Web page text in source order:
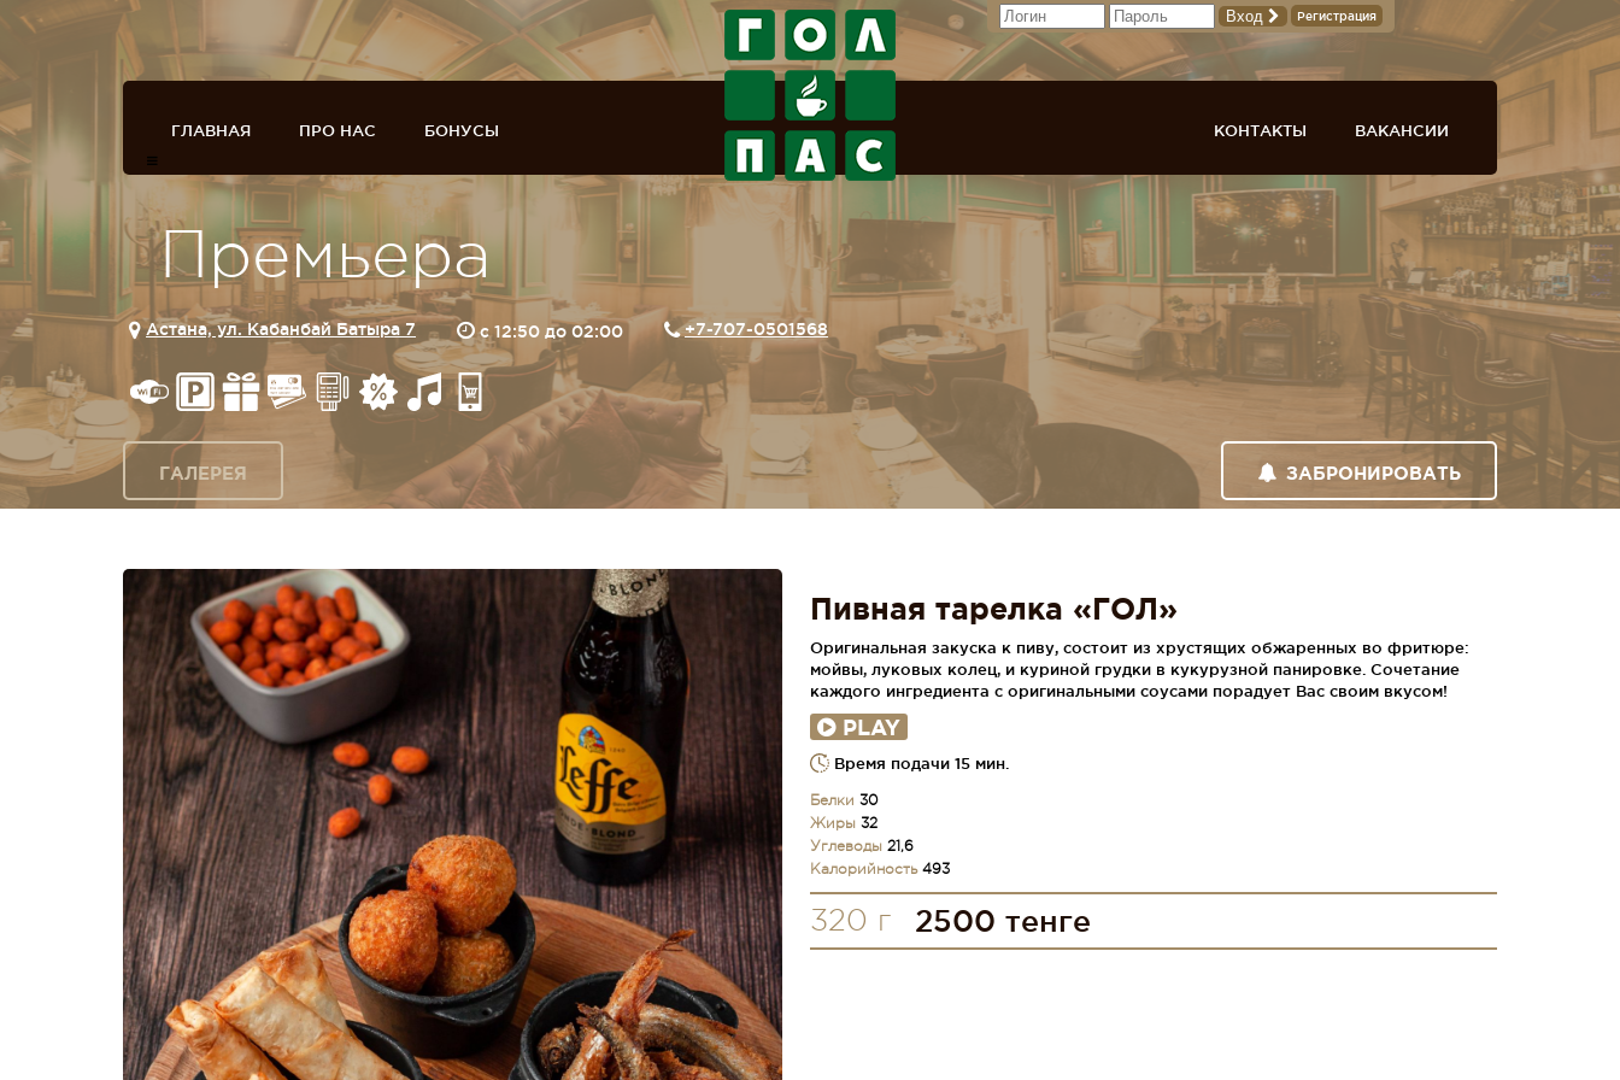
Вход Регистрация
ГЛАВНАЯ ПРО НАС БОНУСЫ ВАКАНСИИ
КОНТАКТЫ
Премьера
Астана, ул. Кабанбай Батыра 7 c 12:50 до 02:00 +7-707-0501568
ГАЛЕРЕЯ ЗАБРОНИРОВАТЬ
Пивная тарелка «ГОЛ»
Оригинальная закуска к пиву, состоит из хрустящих обжаренных во фритюре:
мойвы, луковых колец, и куриной грудки в кукурузной панировке. Сочетание
каждого ингредиента с оригинальными соусами порадует Вас своим вкусом!
PLAY
Время подачи 15 мин.
Белки 30
Жиры 32
Углеводы 21,6
Калорийность 493
320 г 2500 тенге